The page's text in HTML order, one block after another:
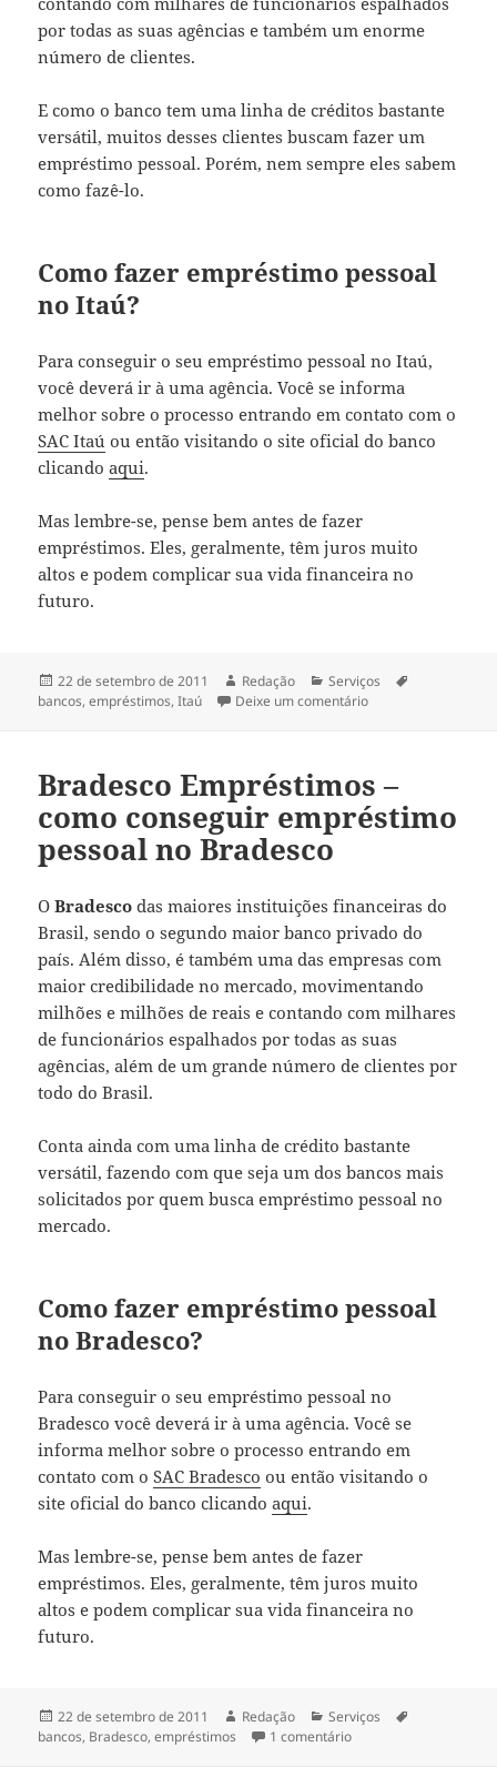
por todas as suas agências e também um enorme
número de clientes.
E como o banco tem uma linha de créditos bastante
versátil, muitos desses clientes buscam fazer um
empréstimo pessoal. Porém, nem sempre eles sabem
como fazê-lo.
Como fazer empréstimo pessoal
no Itaú?
Para conseguir o seu empréstimo pessoal no Itaú,
você deverá ir à uma agência. Você se informa
melhor sobre o processo entrando em contato com o
SAC Itaú ou então visitando o site oficial do banco
clicandoaqui.
Mas lembre-se, pense bem antes de fazer
empréstimos. Eles, geralmente, têm juros muito
altos e podem complicar sua vida financeira no
futuro.
Publicado
em
22 de setembro de 2011 Autor
Redação Categorias
Serviços
bancos,empréstimos,Itaú Deixe um comentárioem Banco Itaú
Bradesco Empréstimos –
como conseguir empréstimo
pessoal no Bradesco
OBradesco das maiores instituições financeiras do
Brasil, sendo o segundo maior banco privado do
país. Além disso, é também uma das empresas com
maior credibilidade no mercado, movimentando
milhões e milhões de reais e contando com milhares
de funcionários espalhados por todas as suas
agências, além de um grande número de clientes por
todo do Brasil.
Conta ainda com uma linha de crédito bastante
versátil, fazendo com que seja um dos bancos mais
solicitados por quem busca empréstimo pessoal no
mercado.
Como fazer empréstimo pessoal
no Bradesco?
Para conseguir o seu empréstimo pessoal no
Bradesco você deverá ir à uma agência. Você se
informa melhor sobre o processo entrando em
contato com oSAC Bradesco ou então visitando o
site oficial do banco clicandoaqui.
Mas lembre-se, pense bem antes de fazer
empréstimos. Eles, geralmente, têm juros muito
altos e podem complicar sua vida financeira no
futuro.
Publicado
em
22 de setembro de 2011 Autor
Redação Categorias
Serviços
bancos, Bradesco,empréstimos 1 comentárioem Bradesco